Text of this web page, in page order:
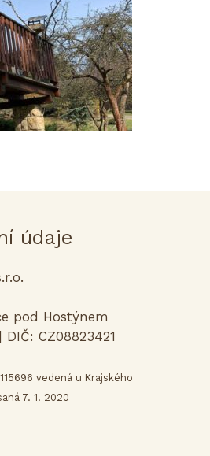
údaje
pod Hostýnem
DIČ: CZ08823421
vedená u Krajského
7. 1. 2020